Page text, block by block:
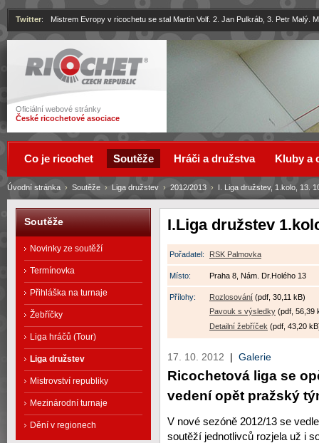
Ricochet
Oficiální webové stránky
České ricochetové asociace
Twitter: Mistrem Evropy v ricochetu se stal Martin Volf. 2. Jan Pulkráb, 3. Petr Malý.
I.Liga družstev
Pořadatel: RSK Palmovka
Místo: Praha 8, Nám. Dr.Holého 13
Přílohy: Rozlosování (pdf, 30,11 kB)
Pavouk s výsledky (pdf, 56,39
Detailní žebříček (pdf, 43,20
17. 10. 2012 | Galerie
Ricochetová liga se
vedení opět pražský
V nové sezóně 2012/13 se vedle
soutěží jednotlivců rozjela už i
Úvodní stránka › Soutěže › Liga družstev › 2012/2013 › I. Liga družstev, 1.kolo, 13.
Co je ricochet Soutěže Hráči a družstva Kluby a
Soutěže
Novinky ze soutěží
Termínovka
Přihláška na turnaje
Žebříčky
Liga hráčů (Tour)
Liga družstev
Mistrovství republiky
Mezinárodní turnaje
Dění v regionech